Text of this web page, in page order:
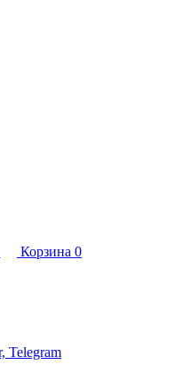
Корзина 0
Telegram